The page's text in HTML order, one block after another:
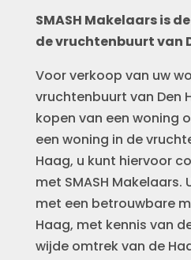
SMASH Makelaars is
de vruchtenbuurt van
Voor verkoop van uw
vruchtenbuurt van Den
kopen van een woning
een woning in de
Haag, u kunt hiervoor
met SMASH Makelaars.
met een betrouwbare
Haag, met kennis van
wijde omtrek van de